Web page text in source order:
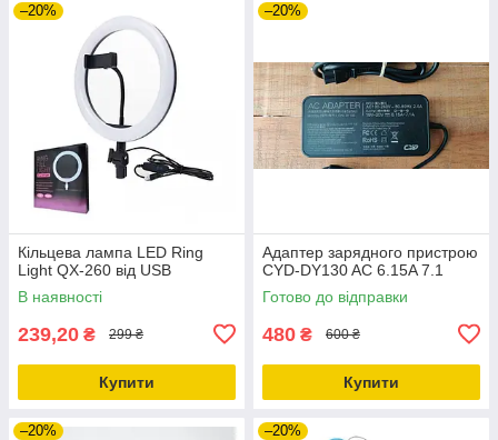
–20%
Кільцева лампа LED Ring
Light QX-260 від USB
В наявності
239,20 ₴ 299 ₴
Купити
–20%
Адаптер зарядного пристрою
CYD-DY130 AC 6.15A 7.1
Готово до відправки
480 ₴ 600 ₴
Купити
–20% –20%